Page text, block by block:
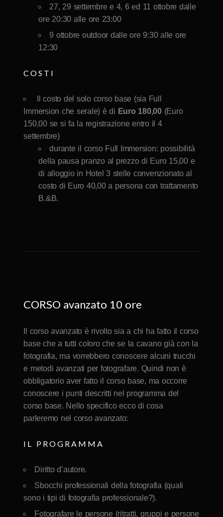
27, 29 settembre e 4, 6 ed 11 ottobre dalle
ore 20:30 alle ore 23:00
9 ottobre outdoor dalle ore 9:30 alle ore
12:30
COSTI
Il costo del solo corso base (sia Full
Immersion che serale) è di Euro 180,00(Euro
150,00 se si fa la registrazione entro il 4
settembre)
durante il corso Full Immersion: possibilità
della pausa pranzo al prezzo di Euro 15,00 e
di alloggio in Hotel 3 stelle convenzionato al
costo di Euro 40,00 a persona con trattamento
B.&B.
CORSO avanzato 10 ore
Il corso avanzato è rivolto sia a chi ha fatto il corso
base che a tutti coloro che se la cavano già con la
fotografia, ma vorrebbero conoscere alcuni trucchi
e metodi avanzati per fotografare. Quindi non è
obbligatorio aver fatto il corso base, ma occorre
conoscere i punti descritti nel programma del
corso base. Nello specifico ecco di cosa
parleremo nel corso avanzato:
IL PROGRAMMA
Diritto d’autore.
Sbocchi professionali della fotografia (quali
sono i tipi di fotografia professionale?).
Fotografare le persone (ritratti, gruppi e persone